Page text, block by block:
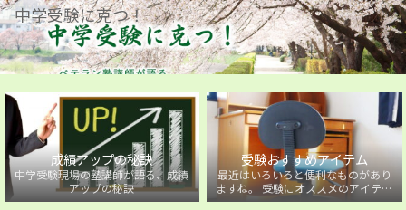
中学受験に克つ！
成績アップの秘訣
中学受験現場の塾講師が語る、成績
アップの秘訣
受験おすすめアイテム
最近はいろいろと便利なものがあり
ますね。 受験にオススメのアイテム
を紹介しています。